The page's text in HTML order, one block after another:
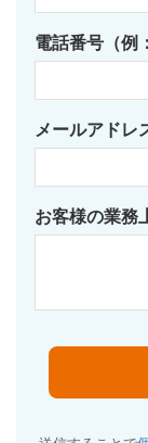
電話番号（例
メールアドレ
お客様の業務